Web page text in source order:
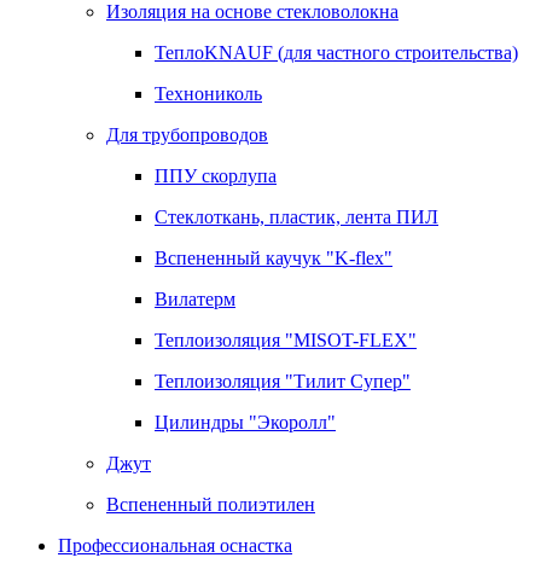
Изоляция на основе стекловолокна
ТеплоKNAUF (для частного строительства)
Технониколь
Для трубопроводов
ППУ скорлупа
Стеклоткань, пластик, лента ПИЛ
Вспененный каучук "K-flex"
Вилатерм
Теплоизоляция "MISOT-FLEX"
Теплоизоляция "Тилит Супер"
Цилиндры "Экоролл"
Джут
Вспененный полиэтилен
Профессиональная оснастка